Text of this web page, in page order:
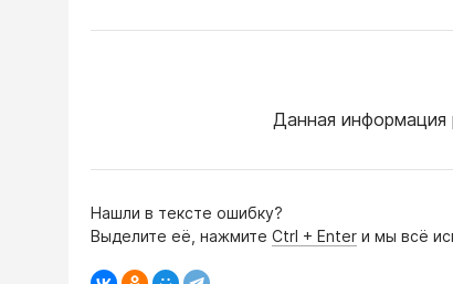
Данная информация
Нашли в тексте ошибку?
Выделите её, нажмите Ctrl + Enter и мы всё